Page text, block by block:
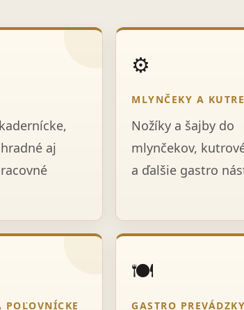
aj
⚙️
MLYNČEKY A KUTRE
Nožíky a šajby do
mlynčekov,
a ďalšie gastro
POĽOVNÍCKE
🍽️
GASTRO PREVÁDZKY